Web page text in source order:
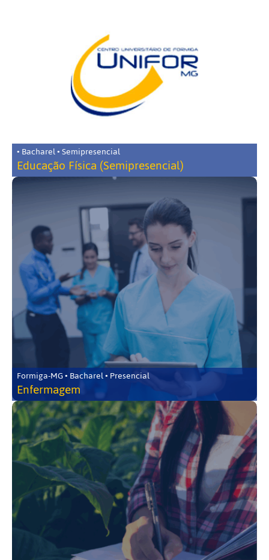
• Bacharel • Semipresencial
Educação Física (Semipresencial)
Formiga-MG • Bacharel • Presencial
Enfermagem